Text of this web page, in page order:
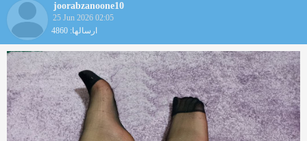
joorabzanoone10
25 Jun 2026 02:05
ارسالها: 4860